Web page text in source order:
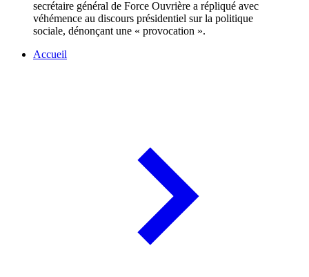
secrétaire général de Force Ouvrière a répliqué avec
véhémence au discours présidentiel sur la politique
sociale, dénonçant une « provocation ».
Accueil